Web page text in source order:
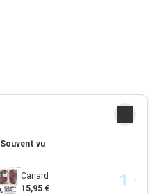
Souvent vu
Canard
15,95 €